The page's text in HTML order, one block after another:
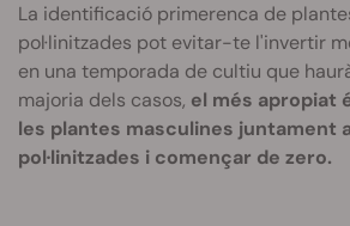
La identificació primerenca de
pol·linitzades pot evitar-te l'invertir
en una temporada de cultiu que
majoria dels casos, el més apropiat
les plantes masculines juntament
pol·linitzades i començar de zero.